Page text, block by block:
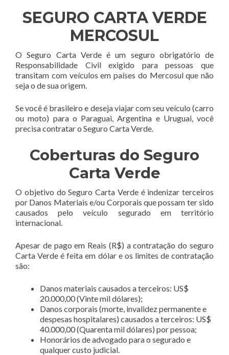
SEGURO CARTA VERDE
MERCOSUL
O Seguro Carta Verde é um seguro obrigatório de
Responsabilidade Civil exigido para pessoas que
transitam com veículos em países do Mercosul que não
seja o de sua origem.
Se você é brasileiro e deseja viajar com seu veículo (carro
ou moto) para o Paraguai, Argentina e Uruguai, você
precisa contratar o Seguro Carta Verde.
Coberturas do Seguro
Carta Verde
O objetivo do Seguro Carta Verde é indenizar terceiros
por Danos Materiais e/ou Corporais que possam ter sido
causados pelo veículo segurado em território
internacional.
Apesar de pago em Reais (R$) a contratação do seguro
Carta Verde é feita em dólar e os limites de contratação
são:
Danos materiais causados a terceiros: US$
20.000,00 (Vinte mil dólares);
Danos corporais (morte, invalidez permanente e
despesas hospitalares) causados a terceiros: US$
40.000,00 (Quarenta mil dólares) por pessoa;
Honorários de advogado para o segurado e
qualquer custo judicial.